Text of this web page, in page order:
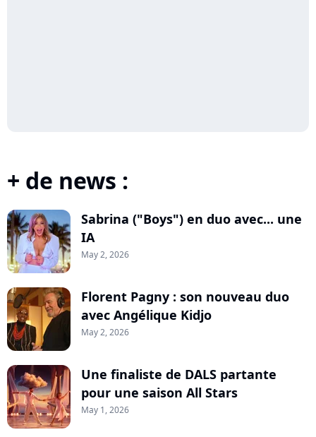
+ de news :
Sabrina ("Boys") en duo avec... une
IA
May 2, 2026
Florent Pagny : son nouveau duo
avec Angélique Kidjo
May 2, 2026
Une finaliste de DALS partante
pour une saison All Stars
May 1, 2026